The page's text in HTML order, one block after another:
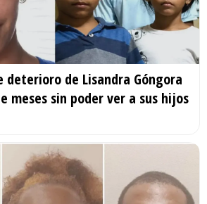
deterioro de Lisandra Góngora
meses sin poder ver a sus hijos